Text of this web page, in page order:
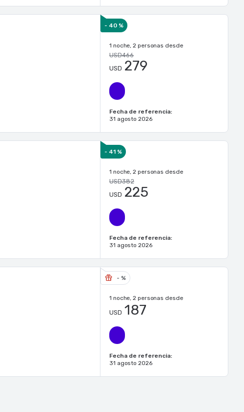
- 40 %
1 noche, 2 personas desde
USD466
USD 279
Fecha de referencia:
31 agosto 2026
- 41 %
1 noche, 2 personas desde
USD382
USD 225
Fecha de referencia:
31 agosto 2026
- %
1 noche, 2 personas desde
USD 187
Fecha de referencia:
31 agosto 2026